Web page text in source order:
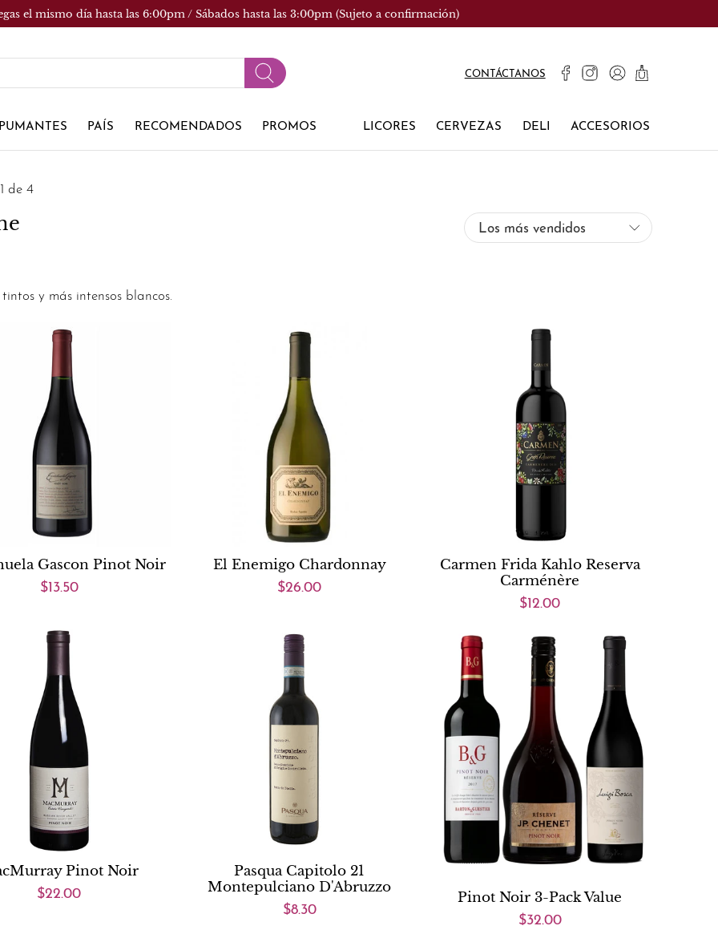
el mismo día hasta las 6:00pm / Sábados hasta las 3:00pm (Sujeto a confirmación)
CONTÁCTANOS
PAÍS RECOMENDADOS PROMOS LICORES CERVEZAS DELI ACCESORIOS
de 4
y más intensos blancos.
Gascon Pinot Noir
$13.50
El Enemigo Chardonnay
$26.00
Carmen Frida Kahlo Reserva
Carménère
$12.00
Pinot Noir
$22.00
Pasqua Capitolo 21
Montepulciano D'Abruzzo
$8.30
Pinot Noir 3-Pack Value
$32.00